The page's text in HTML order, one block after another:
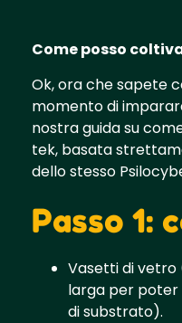
Come posso
Ok, ora che sapete
momento di
nostra guida su
tek, basata
dello stesso
Passo 1:
Vasetti di vetro
larga per poter
di substrato).